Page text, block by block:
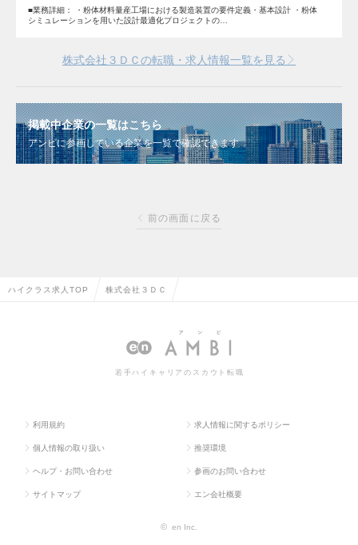
■業務詳細： ・粉体材料量産工場における製造装置の要件定義・基本設計 ・粉体
シミュレーションを用いた設計最適化プロジェクトの…
株式会社３ＤＣの転職・求人情報一覧を見る
掲載中企業の一覧はこちら
アンビに参画している企業を一覧で確認できます
前の画面に戻る
ハイクラス求人TOP 株式会社３ＤＣ
若手ハイキャリアのスカウト転職
利用規約 求人情報に関するポリシー
個人情報の取り扱い 推奨環境
ヘルプ・お問い合わせ 参画のお問い合わせ
サイトマップ エン会社概要
© en Inc.